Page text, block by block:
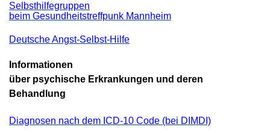
Selbsthilfegruppen
beim Gesundheitstreffpunk Mannheim
Deutsche Angst-Selbst-Hilfe
Informationen
über psychische Erkrankungen und deren
Behandlung
Diagnosen nach dem ICD-10 Code (bei DIMDI)